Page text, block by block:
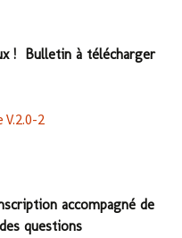
! Bulletin à télécharger
2
accompagné de
questions